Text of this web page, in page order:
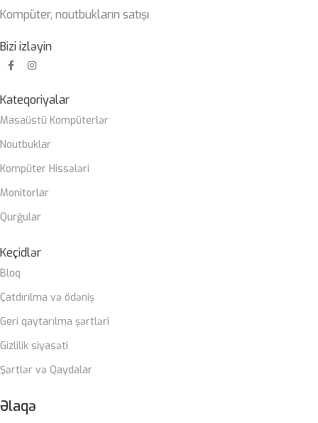
Kompüter, noutbukların satışı
Bizi izləyin
Kateqoriyalar
Masaüstü Kompüterlər
Noutbuklar
Kompüter Hissələri
Monitorlar
Qurğular
Keçidlər
Bloq
Çatdırılma və ödəniş
Geri qaytarılma şərtləri
Gizlilik siyasəti
Şərtlər və Qaydalar
Əlaqə